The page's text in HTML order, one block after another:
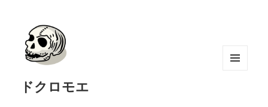
ドクロモエ